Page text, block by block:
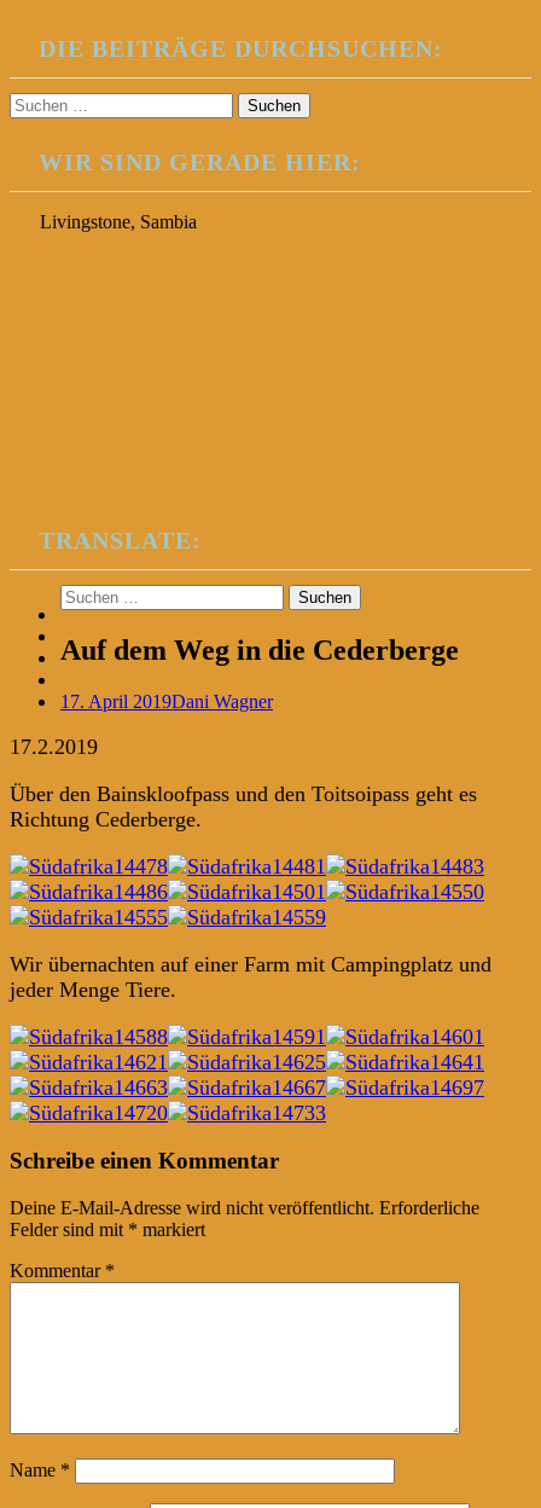
DIE BEITRÄGE DURCHSUCHEN:
Suchen
nach:
WIR SIND GERADE HIER:
Livingstone, Sambia
TRANSLATE:
Suchen
nach:
Auf dem Weg in die Cederberge
17. April 2019Dani Wagner
17.2.2019
Über den Bainskloofpass und den Toitsoipass geht es
Richtung Cederberge.
Wir übernachten auf einer Farm mit Campingplatz und
jeder Menge Tiere.
Post
navigation
←
→
Schreibe einen Kommentar
Deine E-Mail-Adresse wird nicht veröffentlicht. Erforderliche
Felder sind mit * markiert
Kommentar *
Name *